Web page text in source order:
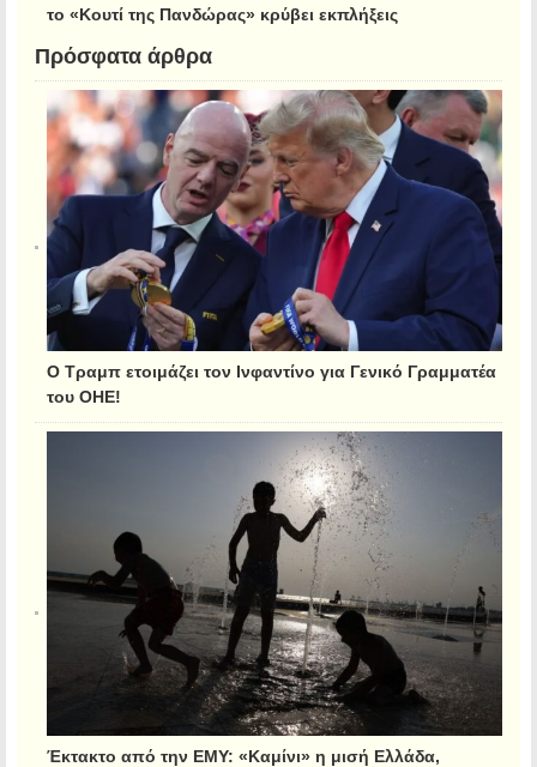
το «Κουτί της Πανδώρας» κρύβει εκπλήξεις
Πρόσφατα άρθρα
Ο Τραμπ ετοιμάζει τον Ινφαντίνο για Γενικό Γραμματέα
του ΟΗΕ!
Έκτακτο από την ΕΜΥ: «Καμίνι» η μισή Ελλάδα,